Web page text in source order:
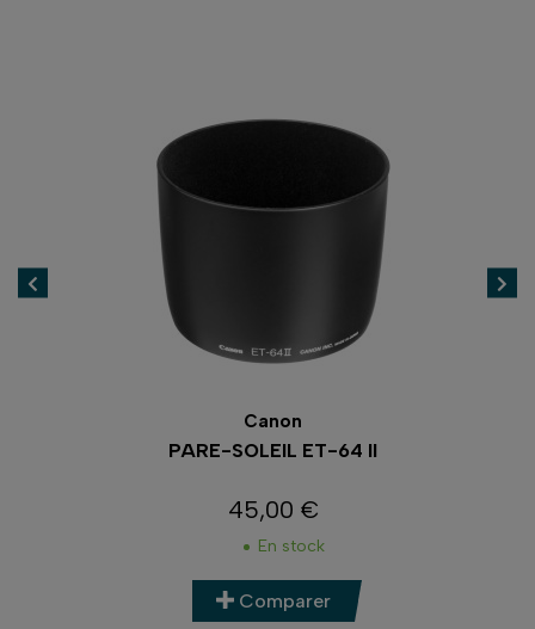
Canon
PARE-SOLEIL ET-64 II
Prix
45,00 €
En stock
Comparer